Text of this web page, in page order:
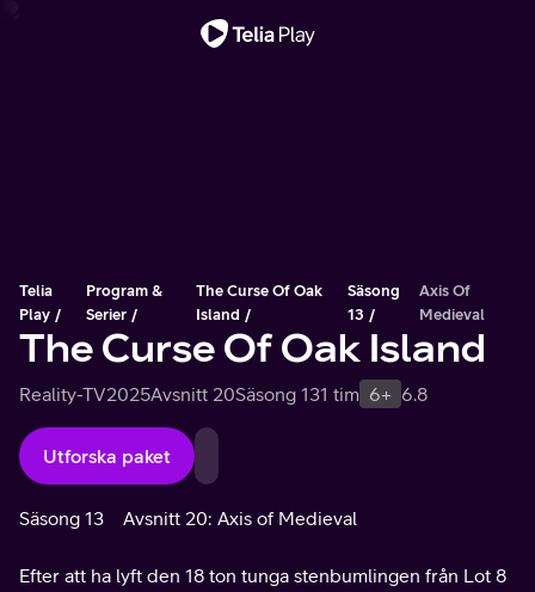
Telia
Play
Program &
Serier
The Curse Of Oak
Island
Säsong
13
Axis Of
Medieval
The Curse Of Oak Island
Reality-TV2025Avsnitt 20Säsong 131 tim 6+ 6.8
Utforska paket
Säsong 13 Avsnitt 20: Axis of Medieval
Efter att ha lyft den 18 ton tunga stenbumlingen från Lot 8